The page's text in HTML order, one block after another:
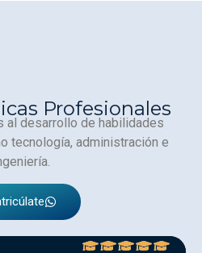
Profesionales
al desarrollo de habilidades
tecnología, administración e